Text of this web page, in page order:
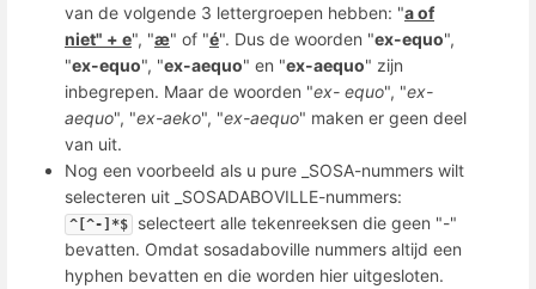
van de volgende 3 lettergroepen hebben: "a of
niet" + e", "æ" of "é". Dus de woorden "ex-equo",
"ex-equo", "ex-aequo" en "ex-aequo" zijn
inbegrepen. Maar de woorden "ex- equo", "ex-
aequo", "ex-aeko", "ex-aequo" maken er geen deel
van uit.
Nog een voorbeeld als u pure _SOSA-nummers wilt
selecteren uit _SOSADABOVILLE-nummers:
^[^-]*$
selecteert alle tekenreeksen die geen "-"
bevatten. Omdat sosadaboville nummers altijd een
hyphen bevatten en die worden hier uitgesloten.